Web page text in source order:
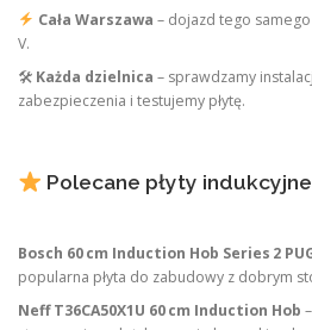
Cała Warszawa – dojazd tego samego
V.
🛠 Każda dzielnica – sprawdzamy
zabezpieczenia i testujemy płytę.
Polecane płyty indukcyjne
Bosch 60 cm Induction Hob Series 2
popularna płyta do zabudowy z dobrym
Neff T36CA50X1U 60 cm Induction Hob